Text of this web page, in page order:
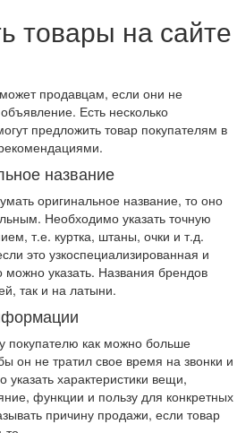
товары на сайте
продавцам, если они не
Есть несколько
предложить товар покупателям в
название
оригинальное название, то оно
Необходимо указать точную
т.е. куртка, штаны, очки и т.д.
это узкоспециализированная и
можно указать. Названия брендов
так и на латыни.
покупателю как можно больше
он не тратил свое время на звонки и
характеристики вещи,
функции и пользу для конкретных
причину продажи, если товар